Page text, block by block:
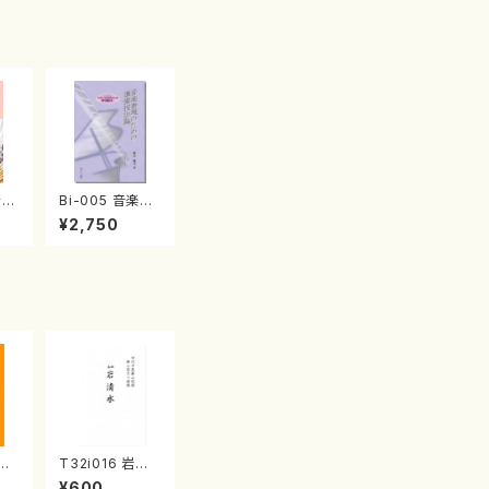
Bi-005 音楽表
現のための準備
技法論（新山 眞
¥2,750
/
T32i016 岩清
水（尺八/流祖 中